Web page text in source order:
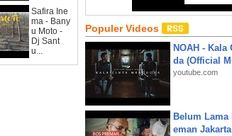
Safira Ine
ma - Bany
u Moto -
Dj Sant
u...
Populer Videos
NOAH -
da (Official
youtube.com
Belum Lama
eman